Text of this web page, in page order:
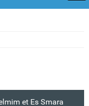
et Es Smara